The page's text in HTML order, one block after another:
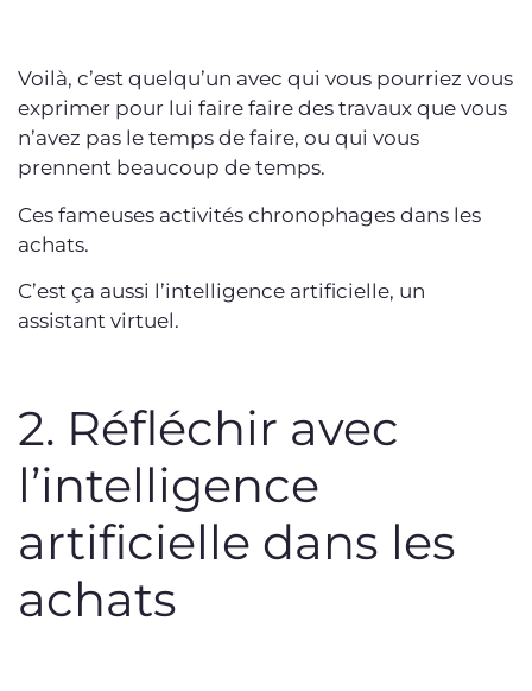
Voilà, c’est quelqu’un avec qui vous pourriez vous
exprimer pour lui faire faire des travaux que vous
n’avez pas le temps de faire, ou qui vous
prennent beaucoup de temps.
Ces fameuses activités chronophages dans les
achats.
C’est ça aussi l’intelligence artificielle, un
assistant virtuel.
2. Réfléchir avec
l’intelligence
artificielle dans les
achats